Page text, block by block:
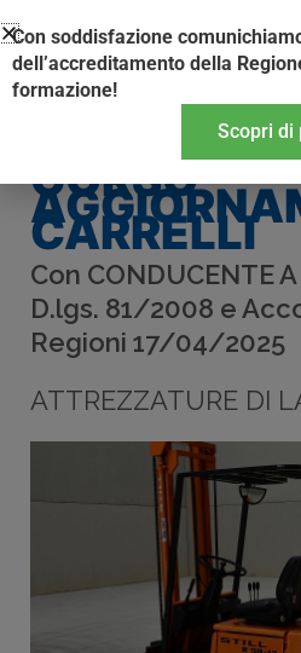
al
contenuto
CORSO
CARRELLI
Con CONDUCENTE
D.lgs. 81/2008 e
Regioni 17/04/2025
ATTREZZATURE DI
Con soddisfazione
dell’accreditamento della
formazione!
Scopri di